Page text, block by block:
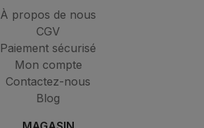
À propos de nous
CGV
Paiement sécurisé
Mon compte
Contactez-nous
Blog